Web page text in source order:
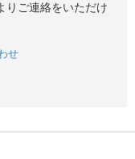
りご連絡をいただけ
せ